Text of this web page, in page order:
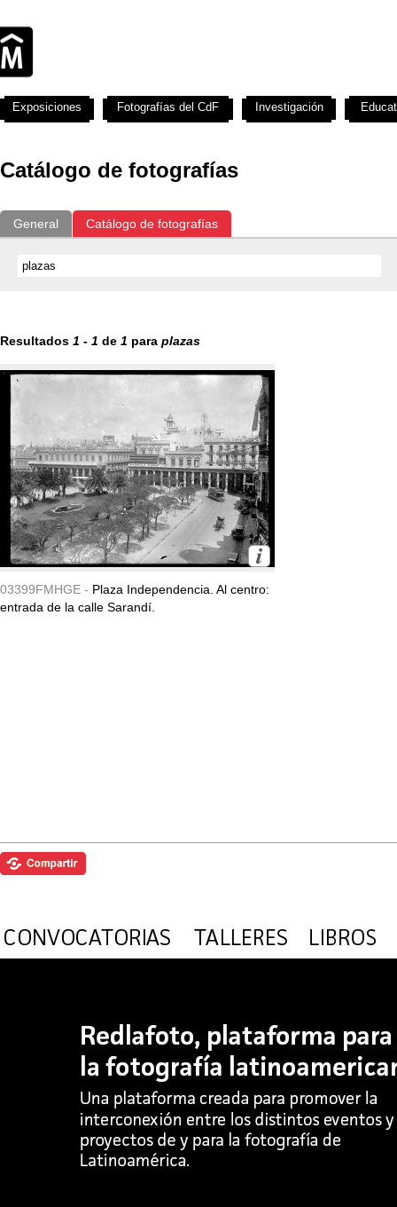
Catálogo de fotografías
General Catálogo de fotografías
Resultados 1 - 1 de 1 para plazas
03399FMHGE - Plaza Independencia. Al centro:
entrada de la calle Sarandí.
Exposiciones Fotografías del CdF Investigación